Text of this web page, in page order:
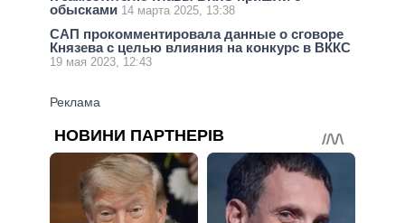
обысками 14 марта 2025, 13:38
САП прокомментировала данные о сговоре
Князева с целью влияния на конкурс в ВККС
19 мая 2023, 12:43